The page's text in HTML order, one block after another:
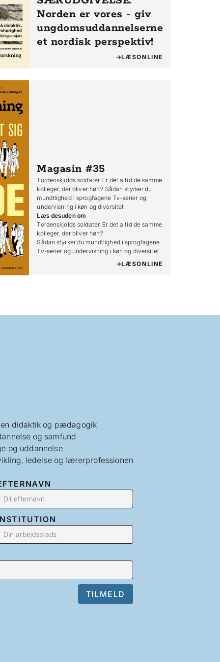
Norden er vores - giv
ungdomsuddannelserne
et nordisk perspektiv!
LÆSONLINE
Magasin #35
Tordenskjolds soldater. Er det altid de samme
kolleger, der bliver hørt? Sådan styrker du
mundtlighed i sprogfagene Tv-serier og
undervisning i køn og diversitet
Læs desuden om
Tordenskjolds soldater. Er det altid de samme
kolleger, der bliver hørt?
Sådan styrker du mundtlighed i sprogfagene
Tv-serier og undervisning i køn og diversitet
LÆSONLINE
didaktik og pædagogik
og samfund
og uddannelse
ledelse og lærerprofessionen